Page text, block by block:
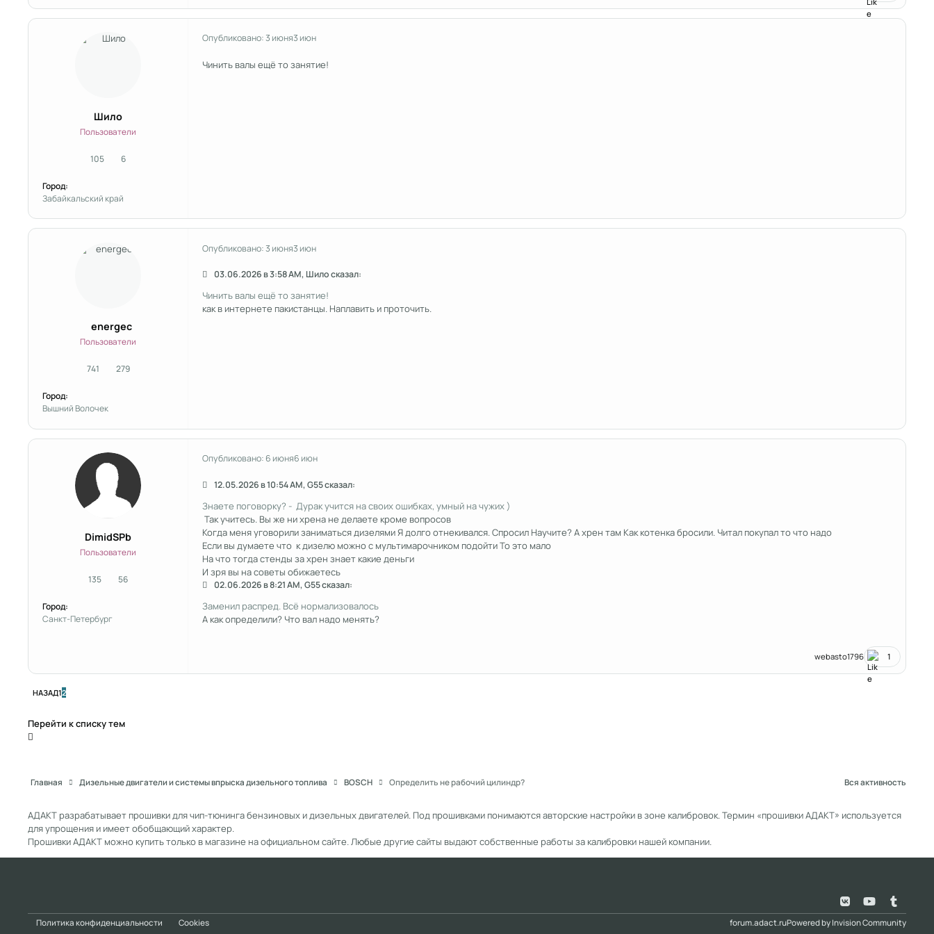
Шило
Пользователи
105сообщения
6Репутация
Город:
Забайкальский край
Опубликовано:3 июня3 июн
Чинить валы ещё то занятие!
energec
Пользователи
741сообщения
279Репутация
Город:
Вышний Волочек
Опубликовано:3 июня3 июн
03.06.2026 в 3:58 AM, Шило сказал:
Чинить валы ещё то занятие!
как в интернете пакистанцы. Наплавить и проточить.
DimidSPb
Пользователи
135сообщения
56Репутация
Город:
Санкт-Петербург
Опубликовано: 6 июня6 июн
12.05.2026 в 10:54 AM, G55 сказал:
Знаете поговорку? - Дурак учится на своих ошибках, умный на чужих )
Так учитесь. Вы же ни хрена не делаете кроме вопросов
Когда меня уговорили заниматься дизелями Я долго отнекивался. Спросил Научите? А хрен там Как котенка бросили. Читал покупал то что надо
Если вы думаете что к дизелю можно с мультимарочником подойти То это мало
На что тогда стенды за хрен знает какие деньги
И зря вы на советы обижаетесь
02.06.2026 в 8:21 AM, G55 сказал:
Заменил распред. Всё нормализовалось
А как определили? Что вал надо менять?
webasto1796 1
ПЕРВАЯ СТРАНИЦА
НАЗАД12
Перейти к списку тем
Главная Дизельные двигатели и системы впрыска дизельного топлива BOSCH Определить не рабочий цилиндр? Вся активность
АДАКТ разрабатывает прошивки для чип-тюнинга бензиновых и дизельных двигателей. Под прошивками понимаются авторские настройки в зоне калибровок. Термин «прошивки АДАКТ» используется
для упрощения и имеет обобщающий характер.
Прошивки АДАКТ можно купить только в магазине на официальном сайте. Любые другие сайты выдают собственные работы за калибровки нашей компании.
k
y
o
u
u
m
Политика конфиденциальности Cookies forum.adact.ruPowered byInvision Community